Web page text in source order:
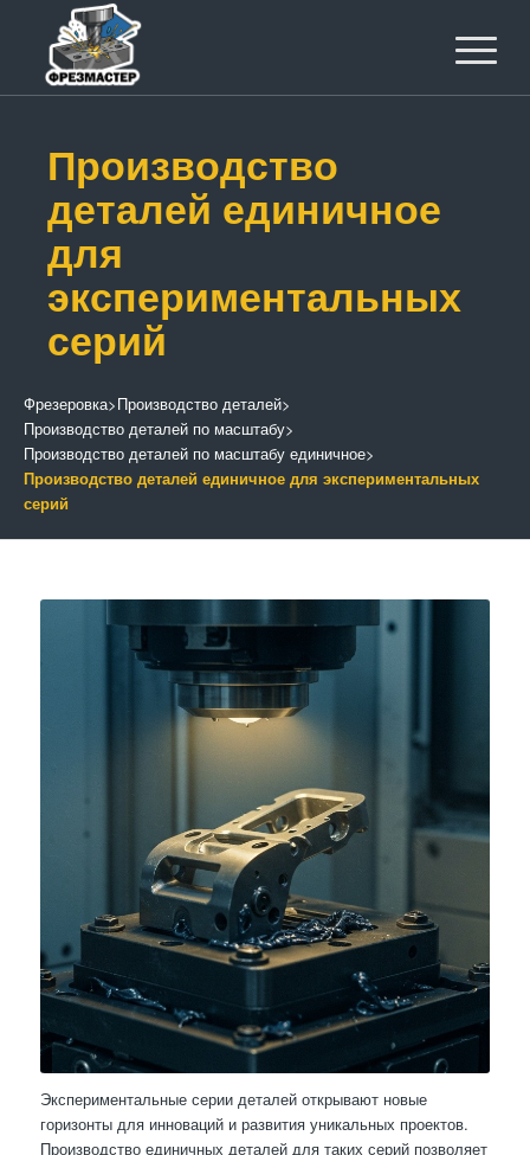
Производство
деталей единичное
для
экспериментальных
серий
Фрезеровка>Производство деталей>
Производство деталей по масштабу>
Производство деталей по масштабу единичное>
Производство деталей единичное для экспериментальных
серий
Экспериментальные серии деталей открывают новые
горизонты для инноваций и развития уникальных проектов.
Производство единичных деталей для таких серий позволяет